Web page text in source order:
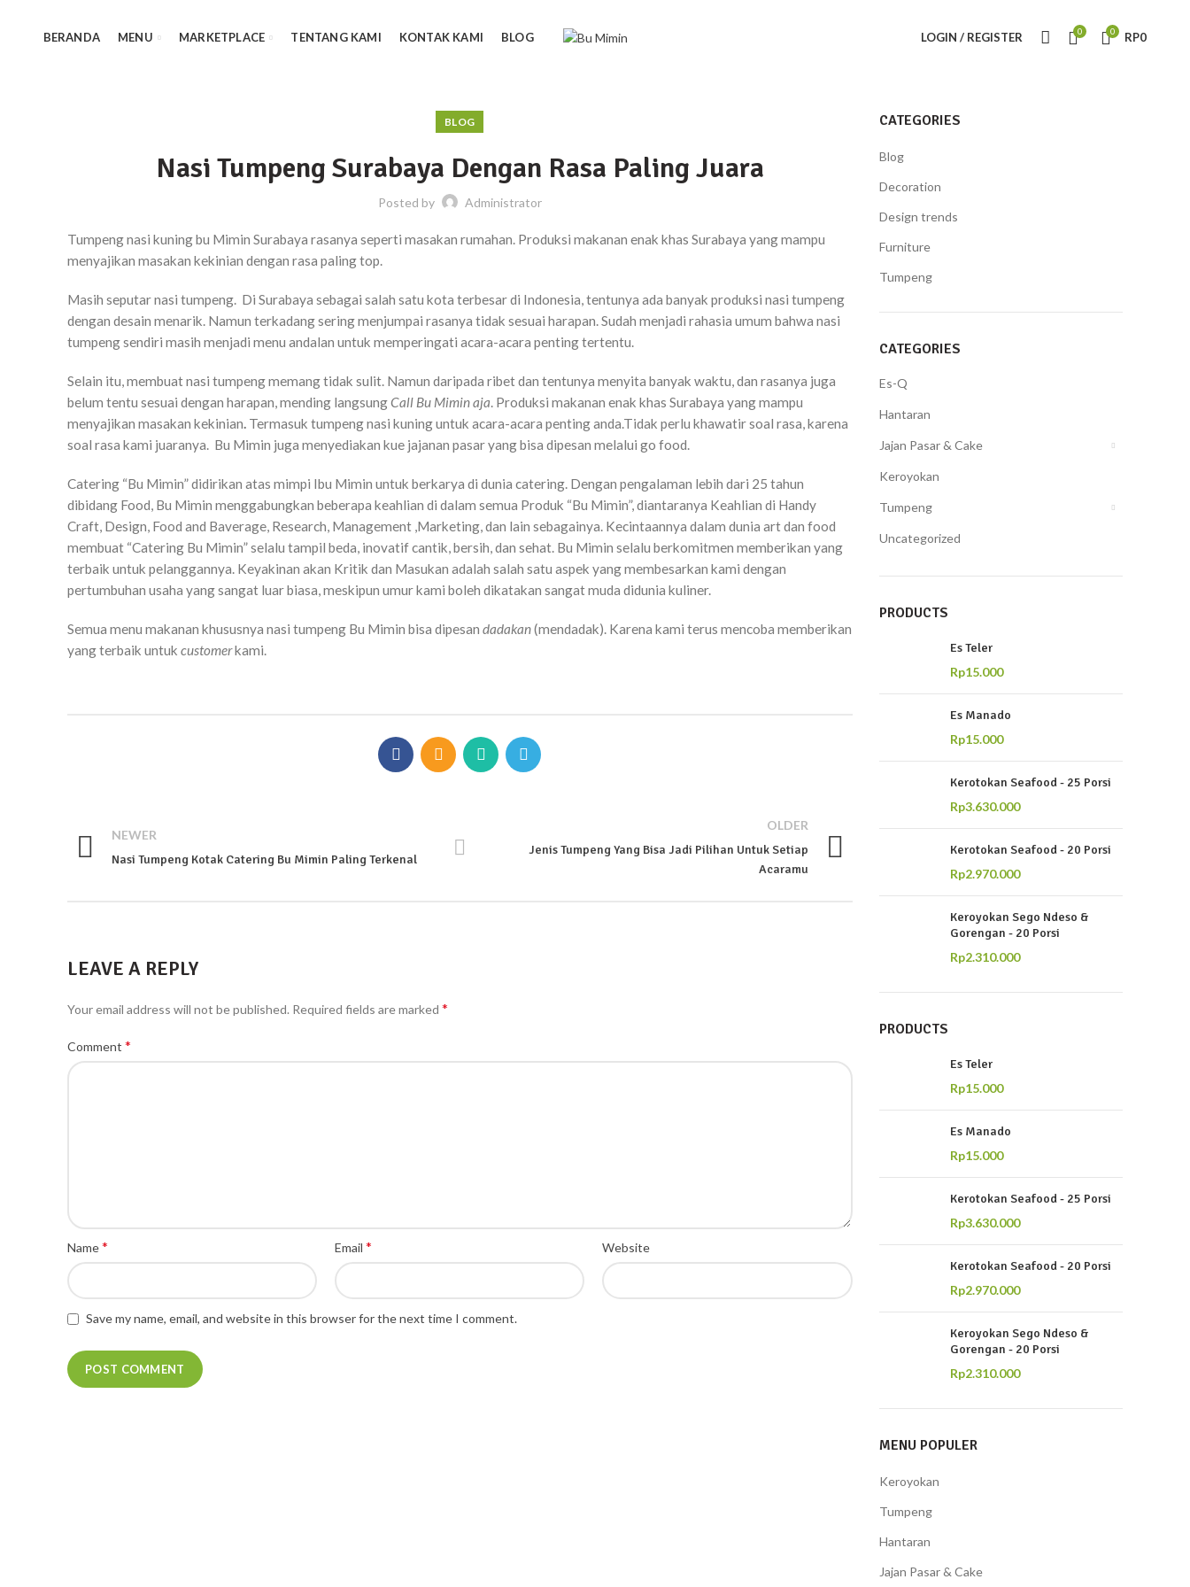
BERANDA MENU MARKETPLACE TENTANG KAMI KONTAK KAMI BLOG LOGIN / REGISTER 0 0 RP0
BLOG
Nasi Tumpeng Surabaya Dengan Rasa Paling Juara
Posted by Administrator
Tumpeng nasi kuning bu Mimin Surabaya rasanya seperti masakan rumahan. Produksi makanan enak khas Surabaya yang mampu
menyajikan masakan kekinian dengan rasa paling top.
Masih seputar nasi tumpeng. Di Surabaya sebagai salah satu kota terbesar di Indonesia, tentunya ada banyak produksi nasi tumpeng
dengan desain menarik. Namun terkadang sering menjumpai rasanya tidak sesuai harapan. Sudah menjadi rahasia umum bahwa nasi
tumpeng sendiri masih menjadi menu andalan untuk memperingati acara-acara penting tertentu.
Selain itu, membuat nasi tumpeng memang tidak sulit. Namun daripada ribet dan tentunya menyita banyak waktu, dan rasanya juga
belum tentu sesuai dengan harapan, mending langsungCall Bu Mimin aja. Produksi makanan enak khas Surabaya yang mampu
menyajikan masakan kekinian. Termasuk tumpeng nasi kuning untuk acara-acara penting anda.Tidak perlu khawatir soal rasa, karena
soal rasa kami juaranya. Bu Mimin juga menyediakan kue jajanan pasar yang bisa dipesan melalui go food.
Catering “Bu Mimin” didirikan atas mimpi Ibu Mimin untuk berkarya di dunia catering. Dengan pengalaman lebih dari 25 tahun
dibidang Food, Bu Mimin menggabungkan beberapa keahlian di dalam semua Produk “Bu Mimin”, diantaranya Keahlian di Handy
Craft, Design, Food and Baverage, Research, Management ,Marketing, dan lain sebagainya. Kecintaannya dalam dunia art dan food
membuat “Catering Bu Mimin” selalu tampil beda, inovatif cantik, bersih, dan sehat. Bu Mimin selalu berkomitmen memberikan yang
terbaik untuk pelanggannya. Keyakinan akan Kritik dan Masukan adalah salah satu aspek yang membesarkan kami dengan
pertumbuhan usaha yang sangat luar biasa, meskipun umur kami boleh dikatakan sangat muda didunia kuliner.
Semua menu makanan khususnya nasi tumpeng Bu Mimin bisa dipesan dadakan(mendadak). Karena kami terus mencoba memberikan
yang terbaik untuk customerkami.
NEWER
Nasi Tumpeng Kotak Catering Bu Mimin Paling Terkenal
OLDER
Jenis Tumpeng Yang Bisa Jadi Pilihan Untuk Setiap
Acaramu
LEAVE A REPLY
Your email address will not be published. Required fields are marked *
Comment *
Name* Email* Website
Save my name, email, and website in this browser for the next time I comment.
CATEGORIES
Blog
Decoration
Design trends
Furniture
Tumpeng
CATEGORIES
Es-Q
Hantaran
Jajan Pasar & Cake
Keroyokan
Tumpeng
Uncategorized
PRODUCTS
Es Teler
Rp15.000
Es Manado
Rp15.000
Kerotokan Seafood - 25 Porsi
Rp3.630.000
Kerotokan Seafood - 20 Porsi
Rp2.970.000
Keroyokan Sego Ndeso &
Gorengan - 20 Porsi
Rp2.310.000
PRODUCTS
Es Teler
Rp15.000
Es Manado
Rp15.000
Kerotokan Seafood - 25 Porsi
Rp3.630.000
Kerotokan Seafood - 20 Porsi
Rp2.970.000
Keroyokan Sego Ndeso &
Gorengan - 20 Porsi
Rp2.310.000
MENU POPULER
Keroyokan
Tumpeng
Hantaran
Jajan Pasar & Cake